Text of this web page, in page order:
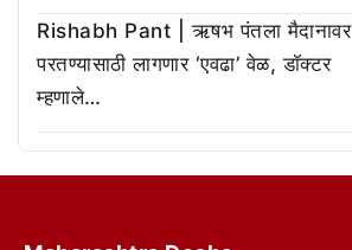
Rishabh Pant | ऋषभ पंतला मैदानावर
परतण्यासाठी लागणार ‘एवढा’ वेळ, डॉक्टर
म्हणाले…